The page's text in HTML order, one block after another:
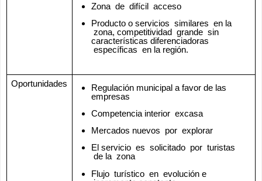
Zona  de  difícil  acceso
Producto o servicios  similares  en la
zona, competitividad  grande  sin
características diferenciadoras
específicas  en la región.
Oportunidades
Regulación municipal a favor de las
empresas
Competencia interior  excasa
Mercados nuevos  por  explorar
El servicio  es  solicitado  por  turistas
de la  zona
Flujo  turístico  en  evolución e